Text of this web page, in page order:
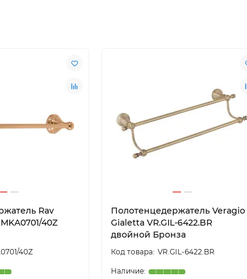
Rav
40Z
40Z
Полотенцедержатель Veragio
Gialetta VR.GIL-6422.BR
двойной Бронза
VR.GIL-6422.BR